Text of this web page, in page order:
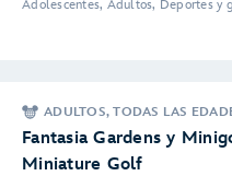
Adolescentes, Adultos, Deportes y
ADULTOS, TODAS LAS
Fantasia Gardens y
Miniature Golf